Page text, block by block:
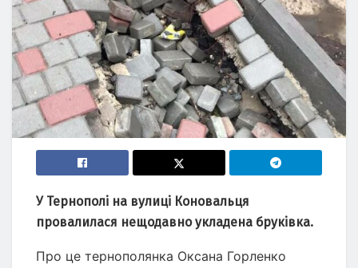
У Тернополі на вулиці Коновальця
провалилася нещодавно укладена бруківка.
Про це тернополянка Оксана Горленко